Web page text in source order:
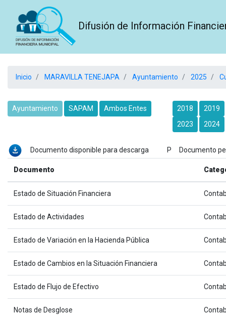
Difusión de Información
Inicio MARAVILLA TENEJAPA Ayuntamiento 2025
Ayuntamiento SAPAM Ambos Entes 2018
2019
2023
2024
Documento disponible para descarga P Documento
Documento
Estado de Situación Financiera
Estado de Actividades
Estado de Variación en la Hacienda Pública
Estado de Cambios en la Situación Financiera
Estado de Flujo de Efectivo
Notas de Desglose